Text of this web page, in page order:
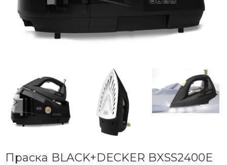
Праска BLACK+DECKER BXSS2400E